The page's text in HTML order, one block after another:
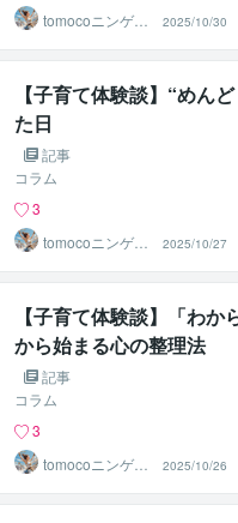
tomocoニンゲン
分析＠JLT
2025/10/30
【子育て体験談】“めん
た日
記事
コラム
3
tomocoニンゲン
分析＠JLT
2025/10/27
【子育て体験談】「わか
から始まる心の整理法
記事
コラム
3
tomocoニンゲン
分析＠JLT
2025/10/26